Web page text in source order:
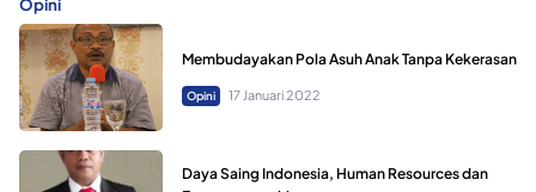
Membudayakan Pola Asuh Anak Tanpa Kekerasan
Opini 17 Januari 2022
Daya Saing Indonesia, Human Resources dan